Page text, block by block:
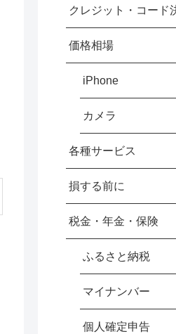
クレジット・コード
価格相場
iPhone
カメラ
各種サービス
損する前に
税金・年金・保険
ふるさと納税
マイナンバー
個人確定申告